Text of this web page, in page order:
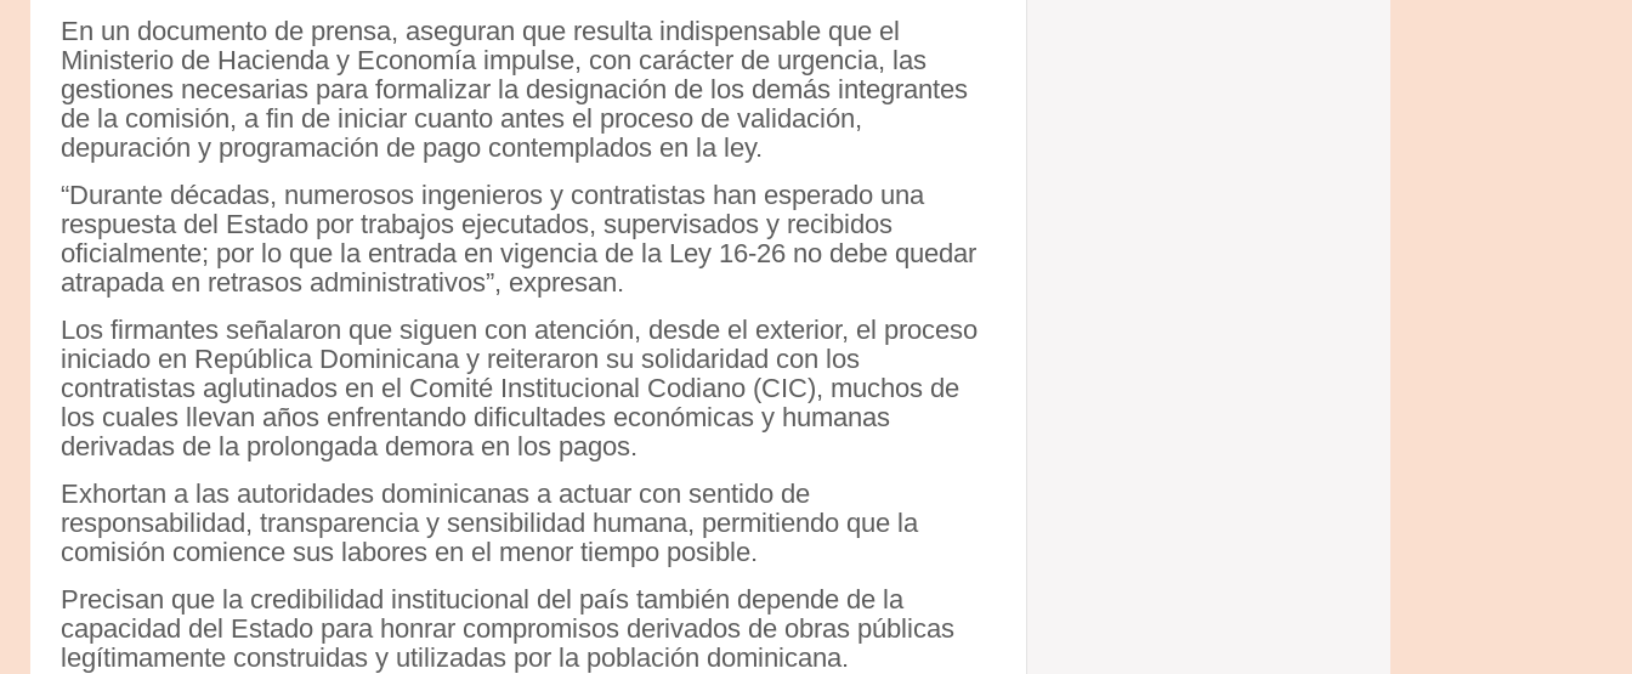
En un documento de prensa, aseguran que resulta indispensable que el
Ministerio de Hacienda y Economía impulse, con carácter de urgencia, las
gestiones necesarias para formalizar la designación de los demás integrantes
de la comisión, a fin de iniciar cuanto antes el proceso de validación,
depuración y programación de pago contemplados en la ley.
“Durante décadas, numerosos ingenieros y contratistas han esperado una
respuesta del Estado por trabajos ejecutados, supervisados y recibidos
oficialmente; por lo que la entrada en vigencia de la Ley 16-26 no debe quedar
atrapada en retrasos administrativos”, expresan.
Los firmantes señalaron que siguen con atención, desde el exterior, el proceso
iniciado en República Dominicana y reiteraron su solidaridad con los
contratistas aglutinados en el Comité Institucional Codiano (CIC), muchos de
los cuales llevan años enfrentando dificultades económicas y humanas
derivadas de la prolongada demora en los pagos.
Exhortan a las autoridades dominicanas a actuar con sentido de
responsabilidad, transparencia y sensibilidad humana, permitiendo que la
comisión comience sus labores en el menor tiempo posible.
Precisan que la credibilidad institucional del país también depende de la
capacidad del Estado para honrar compromisos derivados de obras públicas
legítimamente construidas y utilizadas por la población dominicana.